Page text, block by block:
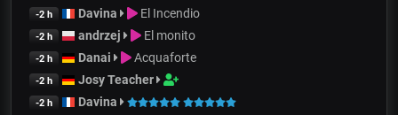
-2 h Davina El Incendio
-2 h andrzej El monito
-2 h Danai Acquaforte
-2 h Josy Teacher
-2 h Davina